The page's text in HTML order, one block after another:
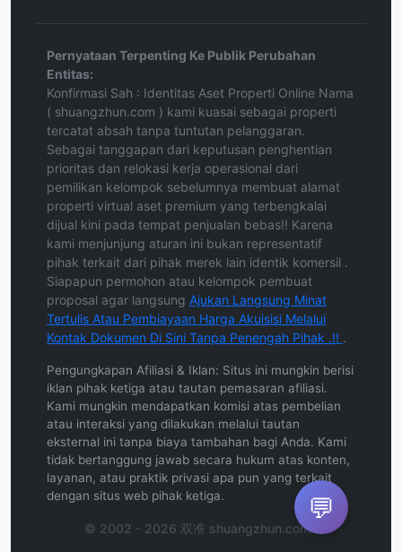
Pernyataan Terpenting Ke Publik Perubahan
Entitas:
Konfirmasi Sah : Identitas Aset Properti Online Nama
( shuangzhun.com ) kami kuasai sebagai properti
tercatat absah tanpa tuntutan pelanggaran.
Sebagai tanggapan dari keputusan penghentian
prioritas dan relokasi kerja operasional dari
pemilikan kelompok sebelumnya membuat alamat
properti virtual aset premium yang terbengkalai
dijual kini pada tempat penjualan bebas!! Karena
kami menjunjung aturan ini bukan representatif
pihak terkait dari pihak merek lain identik komersil .
Siapapun permohon atau kelompok pembuat
proposal agar langsung Ajukan Langsung Minat
Tertulis Atau Pembiayaan Harga Akuisisi Melalui
Kontak Dokumen Di Sini Tanpa Penengah Pihak .!! .
Pengungkapan Afiliasi & Iklan: Situs ini mungkin berisi
iklan pihak ketiga atau tautan pemasaran afiliasi.
Kami mungkin mendapatkan komisi atas pembelian
atau interaksi yang dilakukan melalui tautan
eksternal ini tanpa biaya tambahan bagi Anda. Kami
tidak bertanggung jawab secara hukum atas konten,
layanan, atau praktik privasi apa pun yang terkait
dengan situs web pihak ketiga.
© 2002 - 2026 双准 shuangzhun.com .
💬